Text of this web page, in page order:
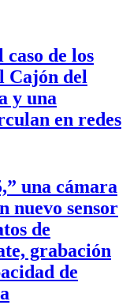
de los
Cajón del
y una
en redes
una cámara
nuevo sensor
de
grabación
de